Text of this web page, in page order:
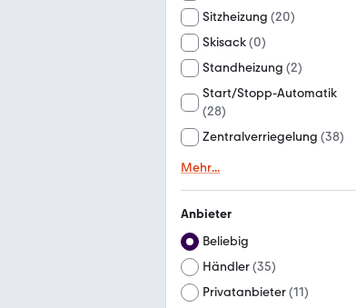
Sitzheizung (20)
Skisack(0)
Standheizung (2)
Start/Stopp-Automatik
(28)
Zentralverriegelung (38)
Mehr...
Anbieter
Beliebig
Händler(35)
Privatanbieter(11)